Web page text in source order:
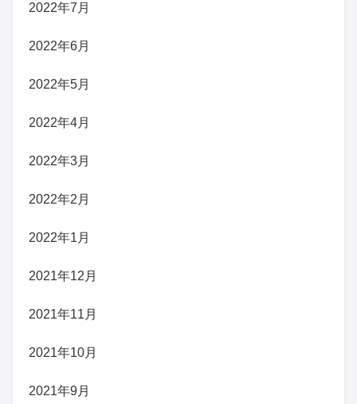
2022年7月
2022年6月
2022年5月
2022年4月
2022年3月
2022年2月
2022年1月
2021年12月
2021年11月
2021年10月
2021年9月